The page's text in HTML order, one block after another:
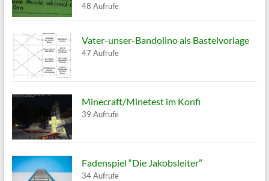
48 Aufrufe
Vater-unser-Bandolino als Bastelvorlage
47 Aufrufe
Minecraft/Minetest im Konfi
39 Aufrufe
Fadenspiel “Die Jakobsleiter”
34 Aufrufe